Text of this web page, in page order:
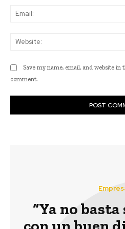
Save my name, email, and website
comment.